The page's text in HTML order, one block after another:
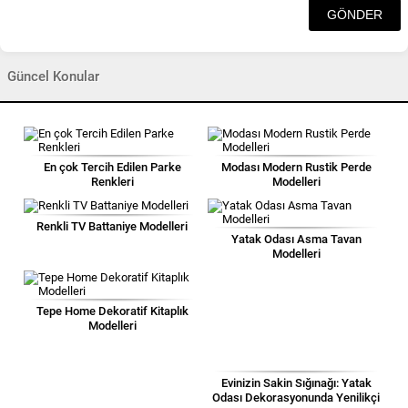
Güncel Konular
En çok Tercih Edilen Parke
Renkleri
Modası Modern Rustik Perde
Modelleri
Renkli TV Battaniye Modelleri
Yatak Odası Asma Tavan
Modelleri
Tepe Home Dekoratif Kitaplık
Modelleri
Evinizin Sakin Sığınağı: Yatak
Odası Dekorasyonunda Yenilikçi